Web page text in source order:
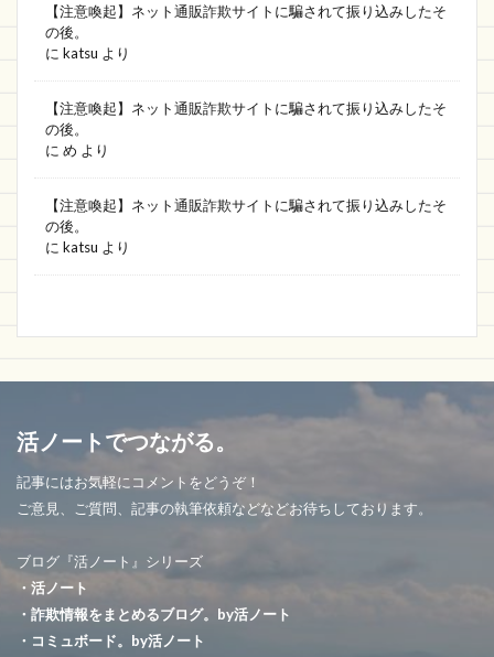
【注意喚起】ネット通販詐欺サイトに騙されて振り込みしたそ
の後。
に katsu より
【注意喚起】ネット通販詐欺サイトに騙されて振り込みしたそ
の後。
に め より
【注意喚起】ネット通販詐欺サイトに騙されて振り込みしたそ
の後。
に katsu より
活ノートでつながる。
記事にはお気軽にコメントをどうぞ！
ご意見、ご質問、記事の執筆依頼などなどお待ちしております。
ブログ『活ノート』シリーズ
・活ノート
・詐欺情報をまとめるブログ。by活ノート
・コミュボード。by活ノート